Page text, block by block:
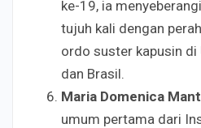
ke-19, ia
tujuh kali dengan
ordo suster kapusin di
dan Brasil.
Maria Domenica
umum pertama dari